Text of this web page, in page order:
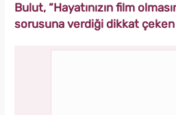
Bulut, “Hayatınızın film
sorusuna verdiği dikkat